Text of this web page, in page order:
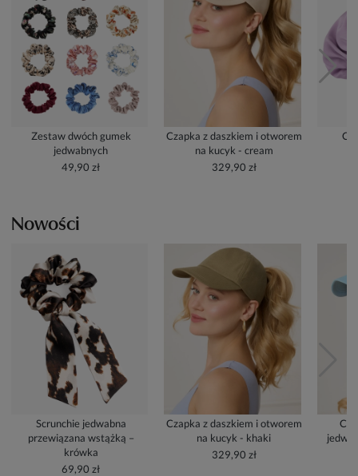
Zestaw dwóch gumek
jedwabnych
49,90 zł
Czapka z daszkiem i otworem
na kucyk - cream
329,90 zł
Nowości
Scrunchie jedwabna
przewiązana wstążką –
krówka
69,90 zł
Czapka z daszkiem i otworem
na kucyk - khaki
329,90 zł